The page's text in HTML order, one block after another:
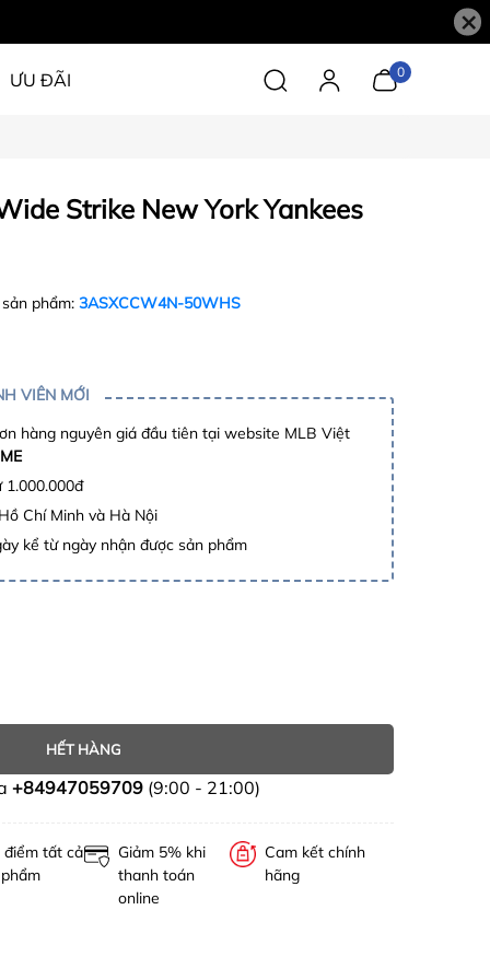
×
ƯU ĐÃI 0
Strike New York Yankees
phẩm: 3ASXCCW4N-50WHS
VIÊN MỚI
hàng nguyên giá đầu tiên tại website MLB Việt
1.000.000đ
Chí Minh và Hà Nội
kể từ ngày nhận được sản phẩm
HẾT HÀNG
+84947059709(9:00 - 21:00)
điểm tất cả
Giảm 5% khi
thanh toán
online
Cam kết chính
hãng